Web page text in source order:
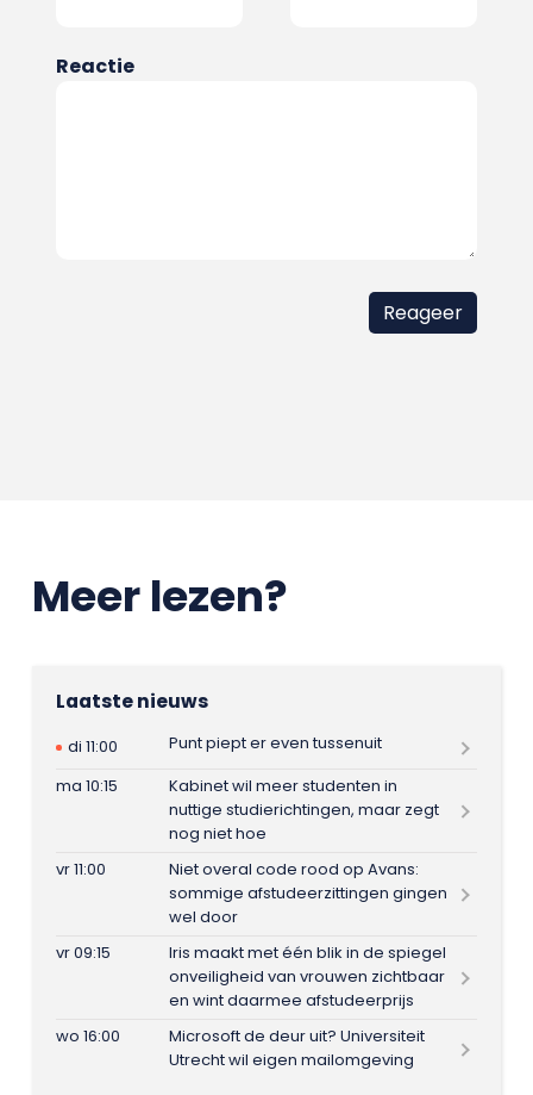
Reactie
Meer lezen?
Laatste nieuws
di 11:00
Punt piept er even tussenuit
ma 10:15
Kabinet wil meer studenten in
nuttige studierichtingen, maar zegt
nog niet hoe
vr 11:00
Niet overal code rood op Avans:
sommige afstudeerzittingen gingen
wel door
vr 09:15
Iris maakt met één blik in de spiegel
onveiligheid van vrouwen zichtbaar
en wint daarmee afstudeerprijs
wo 16:00
Microsoft de deur uit? Universiteit
Utrecht wil eigen mailomgeving